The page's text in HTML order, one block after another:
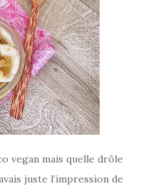
vegan mais quelle drôle
juste l’impression de